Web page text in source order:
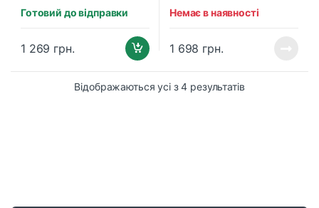
Готовий до відправки
1 269 грн.
Немає в наявності
1 698 грн.
Відображаються усі з 4 результатів